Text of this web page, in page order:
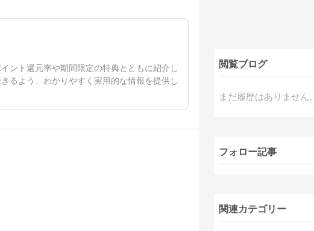
ント還元率や期間限定の特典とともに紹介し
るよう、わかりやすく実用的な情報を提供し
閲覧ブログ
まだ履歴はありません。
フォロー記事
関連カテゴリー